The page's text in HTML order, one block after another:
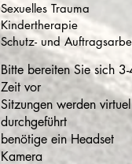
Sexuelles Trauma
Kindertherapie
Schutz- und
Bitte bereiten Sie sich
Zeit vor
Sitzungen werden
durchgeführt
benötige ein Headset
Kamera